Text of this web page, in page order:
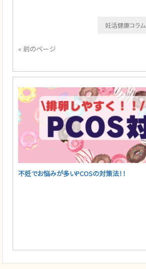
妊活健康コラム
« 前のページ
不妊でお悩みが多いPCOSの対策法！！